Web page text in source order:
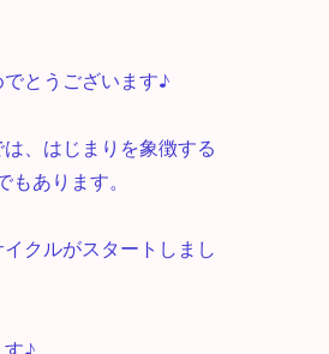
とうございます♪
、はじまりを象徴する
あります。
クルがスタートしまし